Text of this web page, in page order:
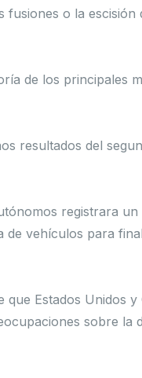
o la escisión
de los principales
resultados del
registrara un
vehículos para
Estados Unidos
sobre la